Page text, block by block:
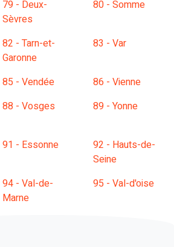
79 - Deux-
Sèvres
80 - Somme
82 - Tarn-et-
Garonne
83 - Var
85 - Vendée
86 - Vienne
88 - Vosges 89 - Yonne
91 - Essonne
92 - Hauts-de-
Seine
94 - Val-de-
Marne
95 - Val-d'oise